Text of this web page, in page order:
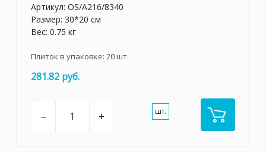
Артикул: OS/A216/8340
Размер: 30*20 см
Вес: 0.75 кг
Плиток в упаковке: 20шт
281.82 руб.
– + шт.